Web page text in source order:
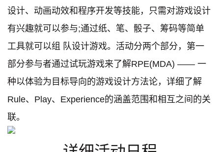
设计、动画动效和程序开发等技能，只需对游戏设计
有兴趣就可以参与;通过纸、笔、骰子、筹码等简单
工具就可以组 队设计游戏。活动分两个部分，第一
部分参与者通过试玩游戏来了解RPE(MDA) —— 一
种以体验为目标导向的游戏设计方法论，详细了解
Rule、Play、Experience的涵盖范围和相互之间的关
联。